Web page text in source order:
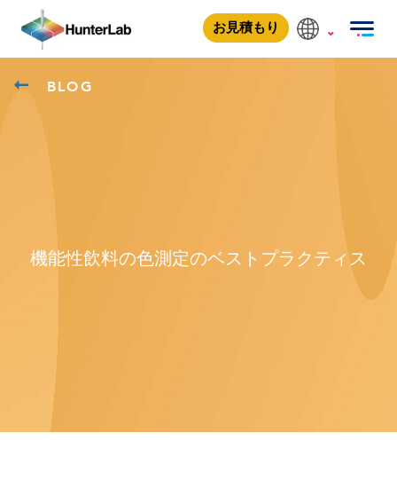
お見積もり
BLOG
機能性飲料の色測定のベストプラクティス